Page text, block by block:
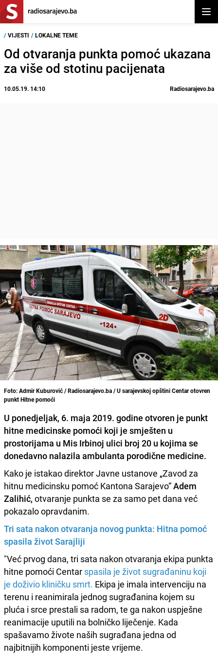
/ VIJESTI / LOKALNE TEME
Od otvaranja punkta pomoć ukazana
za više od stotinu pacijenata
10.05.19. 14:10 Radiosarajevo.ba
Foto: Admir Kuburović / Radiosarajevo.ba / U sarajevskoj opštini Centar otovren
punkt Hitne pomoći
U ponedjeljak, 6. maja 2019. godine otvoren je punkt
hitne medicinske pomoći koji je smješten u
prostorijama u Mis Irbinoj ulici broj 20 u kojima se
donedavno nalazila ambulanta porodične medicine.
Kako je istakao direktor Javne ustanove „Zavod za
hitnu medicinsku pomoć Kantona Sarajevo“Adem
Zalihić, otvaranje punkta se za samo pet dana već
pokazalo opravdanim.
Tri sata nakon otvaranja novog punkta: Hitna pomoć
spasila život Sarajliji
"Već prvog dana, tri sata nakon otvaranja ekipa punkta
hitne pomoći Centar spasila je život sugrađaninu koji
je doživio kliničku smrt. Ekipa je imala intervenciju na
terenu i reanimirala jednog sugrađanina kojem su
pluća i srce prestali sa radom, te ga nakon uspješne
reanimacije uputili na bolničko liječenje. Kada
spašavamo živote naših sugrađana jedna od
najbitnijih komponenti jeste vrijeme.